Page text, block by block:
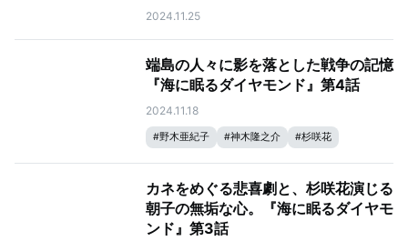
2024.11.25
端島の人々に影を落とした戦争の記憶
『海に眠るダイヤモンド』第4話
2024.11.18
#野木亜紀子 #神木隆之介 #杉咲花
カネをめぐる悲喜劇と、杉咲花演じる
朝子の無垢な心。『海に眠るダイヤモ
ンド』第3話